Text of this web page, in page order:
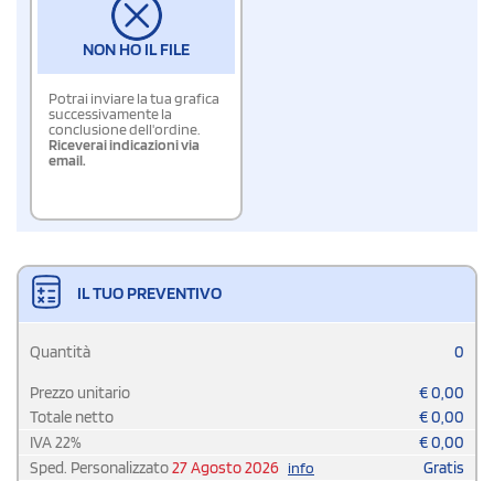
NON HO IL FILE
Potrai inviare la tua grafica
successivamente la
conclusione dell'ordine.
Riceverai indicazioni via
email.
IL TUO PREVENTIVO
Quantità 0
Prezzo unitario €0,00
Totale netto
€0,00
IVA22% €0,00
Sped. Personalizzato27 Agosto 2026 info
Gratis